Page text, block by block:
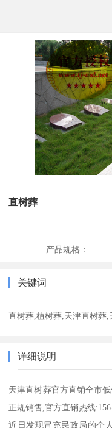
直树葬
产品规格：
关键词
直树葬,植树葬,天津直树葬
详细说明
天津直树葬官方直销全市
正规销售,官方直销热线
近日发现冒充民政局的个